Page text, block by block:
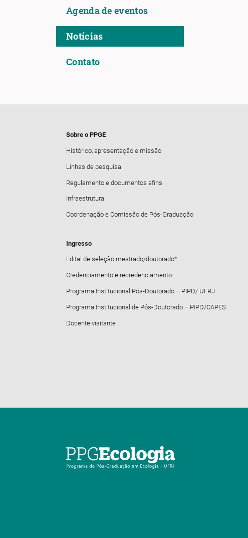
Agenda de eventos
Notícias
Contato
Sobre o PPGE
Histórico, apresentação e missão
Linhas de pesquisa
Regulamento e documentos afins
Infraestrutura
Coordenação e Comissão de Pós-Graduação
Ingresso
Edital de seleção mestrado/doutorado*
Credenciamento e recredenciamento
Programa Institucional Pós-Doutorado – PIPD/ UFRJ
Programa Institucional de Pós-Doutorado – PIPD/CAPES
Docente visitante